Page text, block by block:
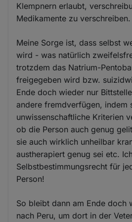
Klempnern erlaubt,
Medikamente zu verschreiben.
Meine Sorge ist, dass selbst
wird - was natürlich
trotzdem das Natrium-
freigegeben wird bzw.
Ende doch wieder nur
andere fremdverfügen, indem
unwissenschaftliche Kriterien
ob die Person auch genug
sie auch wirklich unheilbar
austherapiert genug sei etc.
Selbstbestimmungsrecht für
Person!
So bleibt dann am Ende doch
nach Peru, um dort in der